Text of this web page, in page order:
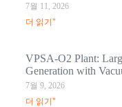
7월 11, 2026
더 읽기"
VPSA-O2 Plant:
Generation with
7월 9, 2026
더 읽기"